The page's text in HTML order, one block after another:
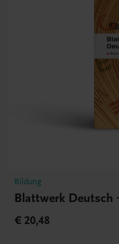
Bildung
Blattwerk
€ 20,48